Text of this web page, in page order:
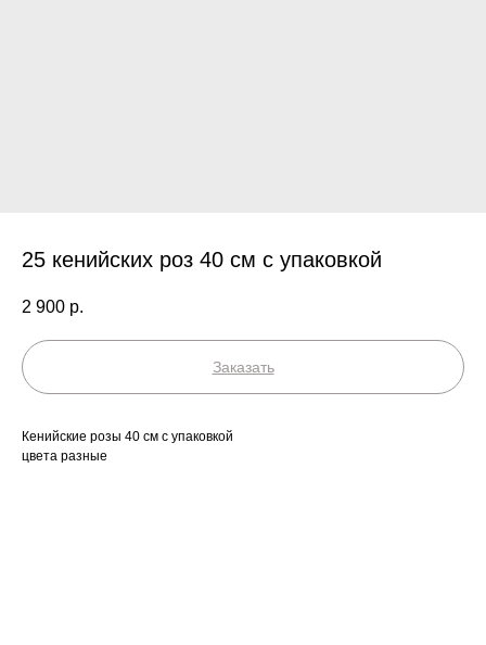
25 кенийских роз 40 см с упаковкой
2 900 р.
Заказать
Кенийские розы 40 см с упаковкой
цвета разные